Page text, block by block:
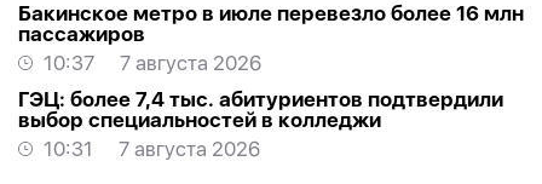
Бакинское метро в июле перевезло более 16 млн
пассажиров
10:37
7 августа 2026
ГЭЦ: более 7,4 тыс. абитуриентов подтвердили
выбор специальностей в колледжи
10:31
7 августа 2026